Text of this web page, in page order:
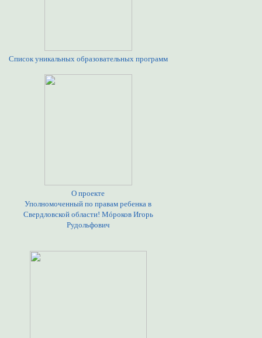
Список уникальных образовательных программ
О проекте
Уполномоченный по правам ребенка в
Свердловской области! Мóроков Игорь
Рудольфович